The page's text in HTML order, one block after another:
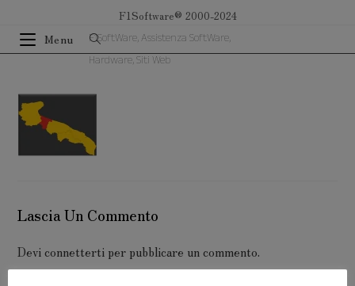
contenuto
F1Software® 2000-2024
Menu
F1SoftWare, Assistenza SoftWare,
Hardware, Siti Web
Lascia Un Commento
Deviconnetterti per pubblicare un commento.